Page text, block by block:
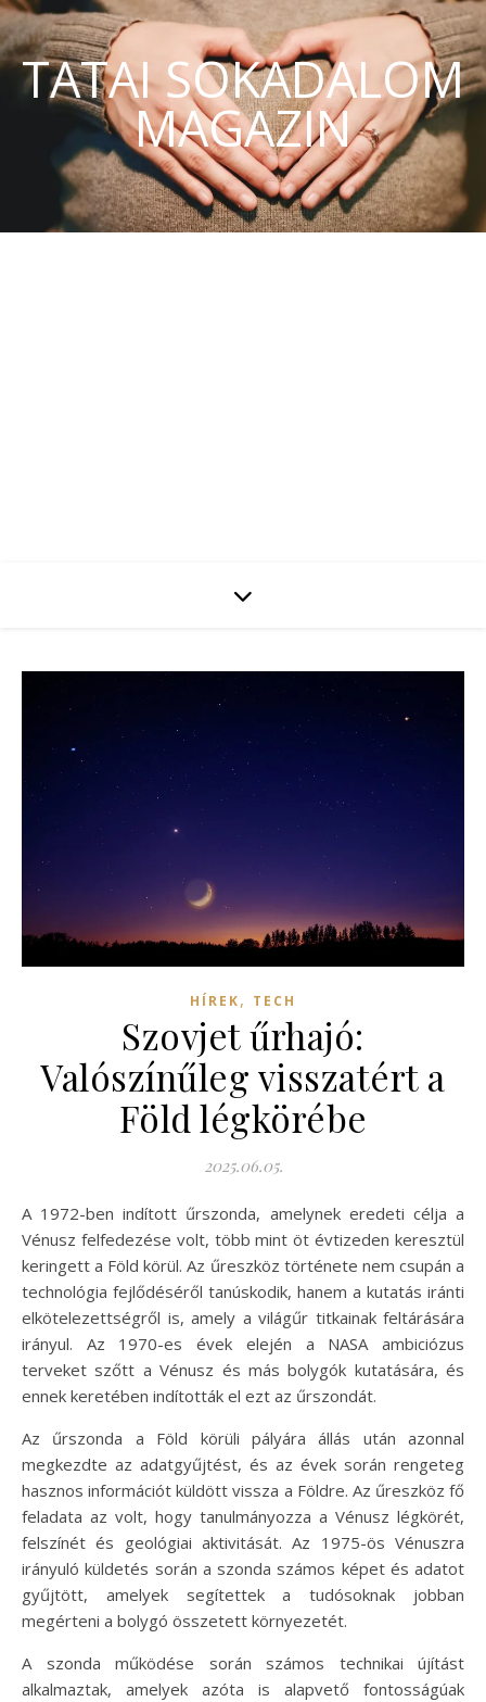
TATAI SOKADALOM
MAGAZIN
HÍREK, TECH
Szovjet űrhajó:
Valószínűleg visszatért a
Föld légkörébe
2025.06.05.
A 1972-ben indított űrszonda, amelynek eredeti célja a
Vénusz felfedezése volt, több mint öt évtizeden keresztül
keringett a Föld körül. Az űreszköz története nem csupán a
technológia fejlődéséről tanúskodik, hanem a kutatás iránti
elkötelezettségről is, amely a világűr titkainak feltárására
irányul. Az 1970-es évek elején a NASA ambiciózus
terveket szőtt a Vénusz és más bolygók kutatására, és
ennek keretében indították el ezt az űrszondát.
Az űrszonda a Föld körüli pályára állás után azonnal
megkezdte az adatgyűjtést, és az évek során rengeteg
hasznos információt küldött vissza a Földre. Az űreszköz fő
feladata az volt, hogy tanulmányozza a Vénusz légkörét,
felszínét és geológiai aktivitását. Az 1975-ös Vénuszra
irányuló küldetés során a szonda számos képet és adatot
gyűjtött, amelyek segítettek a tudósoknak jobban
megérteni a bolygó összetett környezetét.
A szonda működése során számos technikai újítást
alkalmaztak, amelyek azóta is alapvető fontosságúak